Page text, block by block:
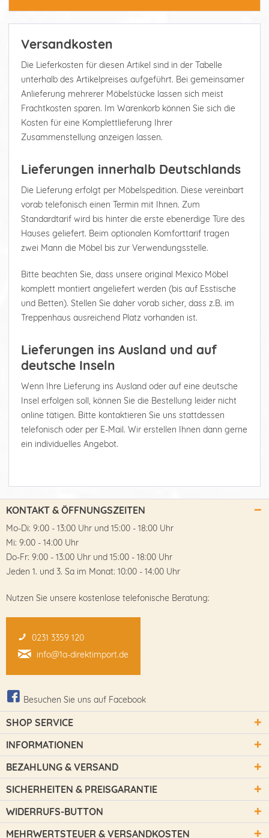
Versandkosten
Die Lieferkosten für diesen Artikel sind in der Tabelle
unterhalb des Artikelpreises aufgeführt. Bei gemeinsamer
Anlieferung mehrerer Möbelstücke lassen sich meist
Frachtkosten sparen. Im Warenkorb können Sie sich die
Kosten für eine Komplettlieferung Ihrer
Zusammenstellung anzeigen lassen.
Lieferungen innerhalb Deutschlands
Die Lieferung erfolgt per Möbelspedition. Diese vereinbart
vorab telefonisch einen Termin mit Ihnen. Zum
Standardtarif wird bis hinter die erste ebenerdige Türe des
Hauses geliefert. Beim optionalen Komforttarif tragen
zwei Mann die Möbel bis zur Verwendungsstelle.
Bitte beachten Sie, dass unsere original Mexico Möbel
komplett montiert angeliefert werden (bis auf Esstische
und Betten). Stellen Sie daher vorab sicher, dass z.B. im
Treppenhaus ausreichend Platz vorhanden ist.
Lieferungen ins Ausland und auf
deutsche Inseln
Wenn Ihre Lieferung ins Ausland oder auf eine deutsche
Insel erfolgen soll, können Sie die Bestellung leider nicht
online tätigen. Bitte kontaktieren Sie uns stattdessen
telefonisch oder per E-Mail. Wir erstellen Ihnen dann gerne
ein individuelles Angebot.
KONTAKT & ÖFFNUNGSZEITEN
Mo-Di: 9:00 - 13:00 Uhr und 15:00 - 18:00 Uhr
Mi: 9:00 - 14:00 Uhr
Do-Fr: 9:00 - 13:00 Uhr und 15:00 - 18:00 Uhr
Jeden 1. und 3. Sa im Monat: 10:00 - 14:00 Uhr
Nutzen Sie unsere kostenlose telefonische Beratung:
0231 3359 120
info@1a-direktimport.de
Besuchen Sie uns auf Facebook
SHOP SERVICE
INFORMATIONEN
BEZAHLUNG & VERSAND
SICHERHEITEN & PREISGARANTIE
WIDERRUFS-BUTTON
MEHRWERTSTEUER & VERSANDKOSTEN